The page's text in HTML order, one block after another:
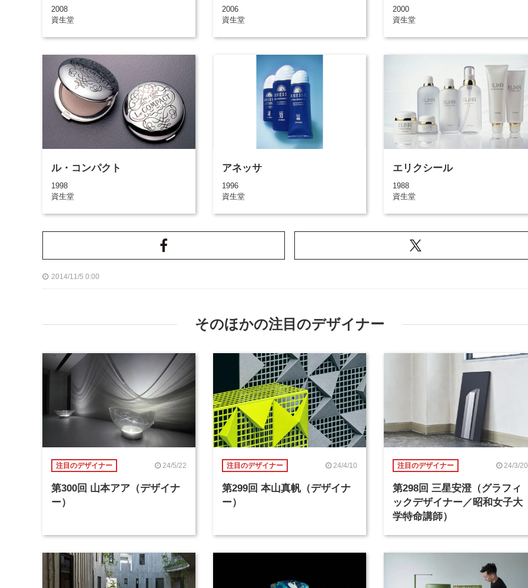
2008
資生堂
2006
資生堂
2000
資生堂
ル・コンパクト
1998
資生堂
アネッサ
1996
資生堂
エリクシール
1988
資生堂
2014/11/5 0:00
そのほかの注目のデザイナー
注目のデザイナー 24/5/22
第300回 山本アア（デザイナ
ー）
注目のデザイナー 24/4/10
第299回 本山真帆（デザイナ
ー）
注目のデザイナー 24/3/20
第298回 三星安澄（グラフィ
ックデザイナー／昭和女子大
学特命講師）